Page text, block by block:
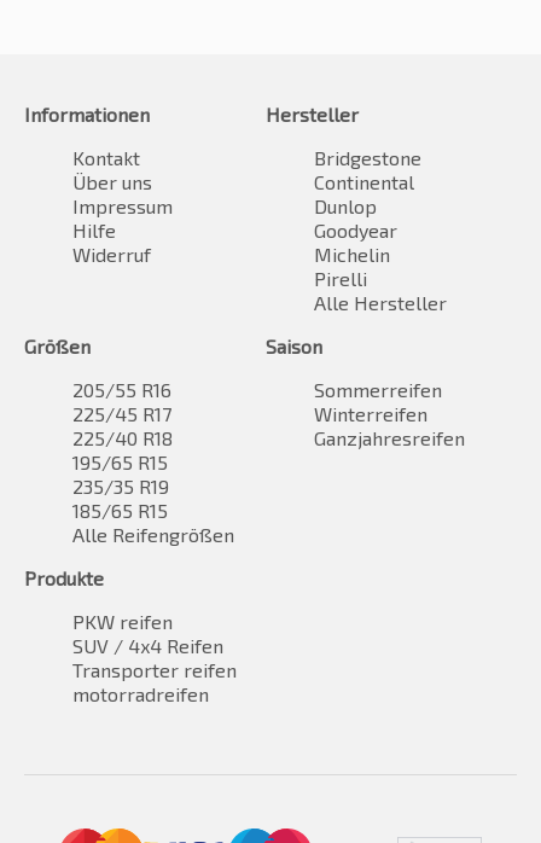
Informationen
Kontakt
Über uns
Impressum
Hilfe
Widerruf
Hersteller
Bridgestone
Continental
Dunlop
Goodyear
Michelin
Pirelli
Alle Hersteller
Größen
205/55 R16
225/45 R17
225/40 R18
195/65 R15
235/35 R19
185/65 R15
Alle Reifengrößen
Saison
Sommerreifen
Winterreifen
Ganzjahresreifen
Produkte
PKW reifen
SUV / 4x4 Reifen
Transporter reifen
motorradreifen